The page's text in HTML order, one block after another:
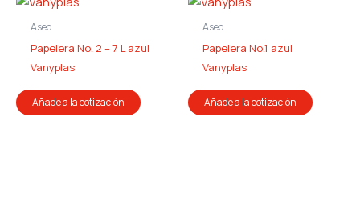
Aseo
Papelera No. 2 – 7 L azul
Vanyplas
Añade a la cotización
Aseo
Papelera No.1 azul
Vanyplas
Añade a la cotización